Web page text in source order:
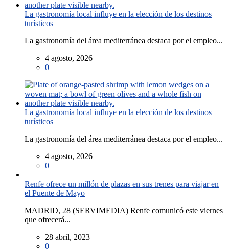
La gastronomía local influye en la elección de los destinos
turísticos
La gastronomía del área mediterránea destaca por el empleo...
4 agosto, 2026
0
La gastronomía local influye en la elección de los destinos
turísticos
La gastronomía del área mediterránea destaca por el empleo...
4 agosto, 2026
0
Renfe ofrece un millón de plazas en sus trenes para viajar en
el Puente de Mayo
MADRID, 28 (SERVIMEDIA) Renfe comunicó este viernes
que ofrecerá...
28 abril, 2023
0